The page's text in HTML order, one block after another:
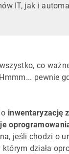
IT, jak i
co
pewnie
inwentaryzację
jeśli chodzi o
działa